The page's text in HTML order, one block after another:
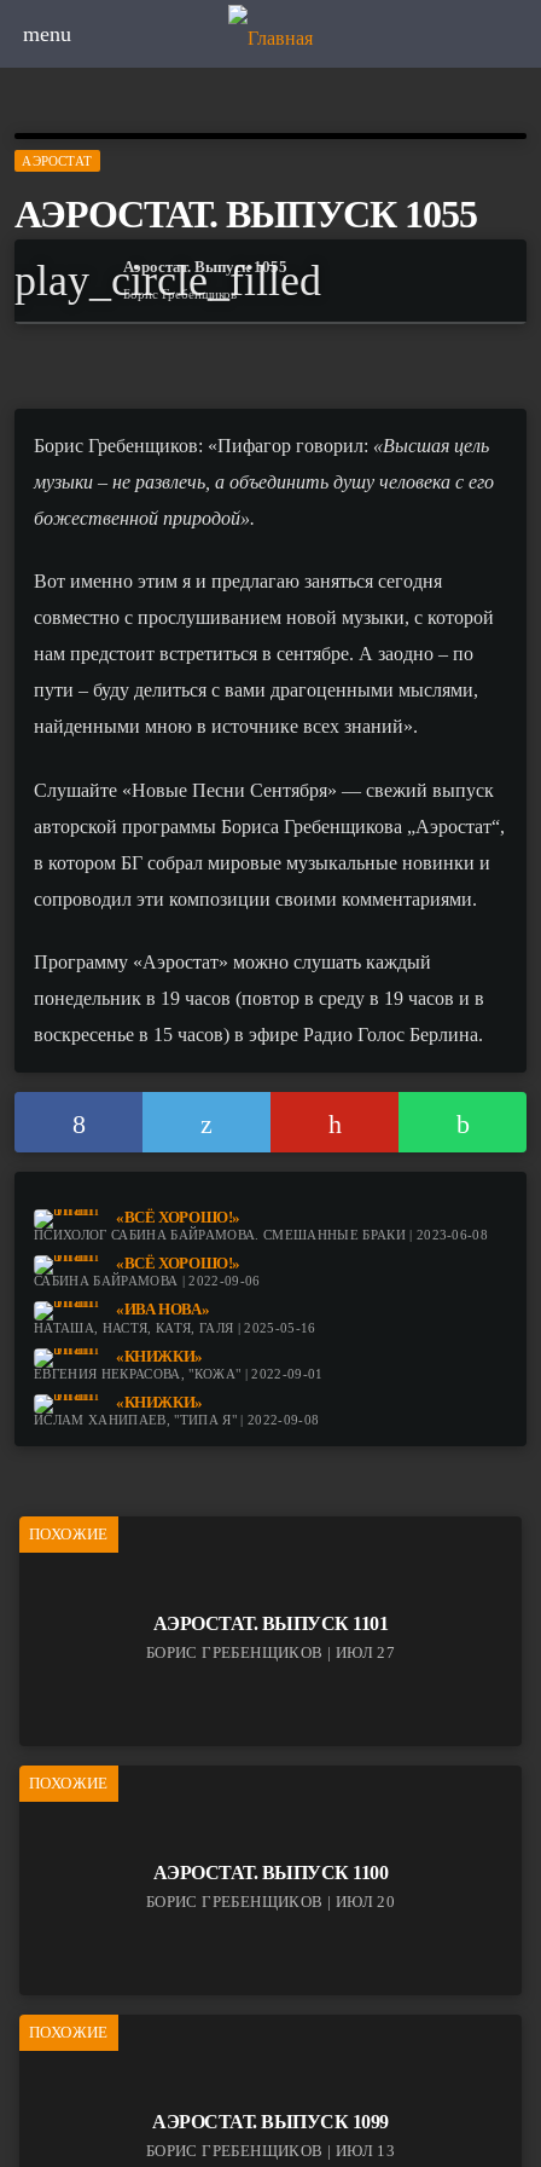
menu
АЭРОСТАТ
АЭРОСТАТ. ВЫПУСК 1055
play_circle_filled
Аэростат. Выпуск 1055
Борис Гребенщиков
Борис Гребенщиков: «Пифагор говорил: «Высшая цель
музыки – не развлечь, а объединить душу человека с его
божественной природой».
Вот именно этим я и предлагаю заняться сегодня
совместно с прослушиванием новой музыки, с которой
нам предстоит встретиться в сентябре. А заодно – по
пути – буду делиться с вами драгоценными мыслями,
найденными мною в источнике всех знаний».
Слушайте «Новые Песни Сентября» — свежий выпуск
авторской программы Бориса Гребенщикова „Аэростат“,
в котором БГ собрал мировые музыкальные новинки и
сопроводил эти композиции своими комментариями.
Программу «Аэростат» можно слушать каждый
понедельник в 19 часов (повтор в среду в 19 часов и в
воскресенье в 15 часов) в эфире Радио Голос Берлина.
«ВСЁ ХОРОШО!»
ПСИХОЛОГ САБИНА БАЙРАМОВА. СМЕШАННЫЕ БРАКИ | 2023-06-08
«ВСЁ ХОРОШО!»
САБИНА БАЙРАМОВА | 2022-09-06
«ИВА НОВА»
НАТАША, НАСТЯ, КАТЯ, ГАЛЯ | 2025-05-16
«КНИЖКИ»
ЕВГЕНИЯ НЕКРАСОВА, "КОЖА" | 2022-09-01
«КНИЖКИ»
ИСЛАМ ХАНИПАЕВ, "ТИПА Я" | 2022-09-08
ПОХОЖИЕ
АЭРОСТАТ. ВЫПУСК 1101
БОРИС ГРЕБЕНЩИКОВ | ИЮЛ 27
ПОХОЖИЕ
АЭРОСТАТ. ВЫПУСК 1100
БОРИС ГРЕБЕНЩИКОВ | ИЮЛ 20
ПОХОЖИЕ
АЭРОСТАТ. ВЫПУСК 1099
БОРИС ГРЕБЕНЩИКОВ | ИЮЛ 13